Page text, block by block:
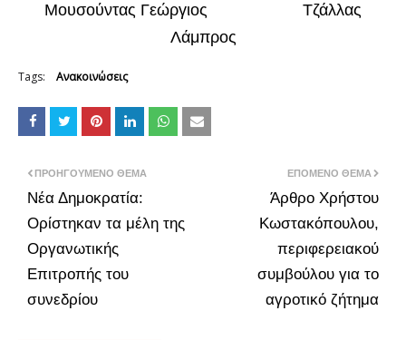
Μουσούντας Γεώργιος Τζάλλας
Λάμπρος
Tags: Ανακοινώσεις
ΕΠΌΜΕΝΟ ΘΈΜΑ
Άρθρο Χρήστου
Κωστακόπουλου,
περιφερειακού
συμβούλου για το
αγροτικό ζήτημα
ΠΡΟΗΓΟΎΜΕΝΟ ΘΈΜΑ
Νέα Δημοκρατία:
Ορίστηκαν τα μέλη της
Οργανωτικής
Επιτροπής του
συνεδρίου